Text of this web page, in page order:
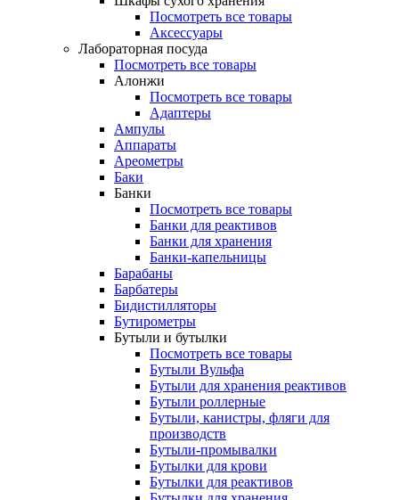
Посмотреть все товары
Аксессуары
Лабораторная посуда
Посмотреть все товары
Алонжи
Посмотреть все товары
Адаптеры
Ампулы
Аппараты
Ареометры
Баки
Банки
Посмотреть все товары
Банки для реактивов
Банки для хранения
Банки-капельницы
Барабаны
Барбатеры
Бидистилляторы
Бутирометры
Бутыли и бутылки
Посмотреть все товары
Бутыли Вульфа
Бутыли для хранения реактивов
Бутыли роллерные
Бутыли, канистры, фляги для
производств
Бутыли-промывалки
Бутылки для крови
Бутылки для реактивов